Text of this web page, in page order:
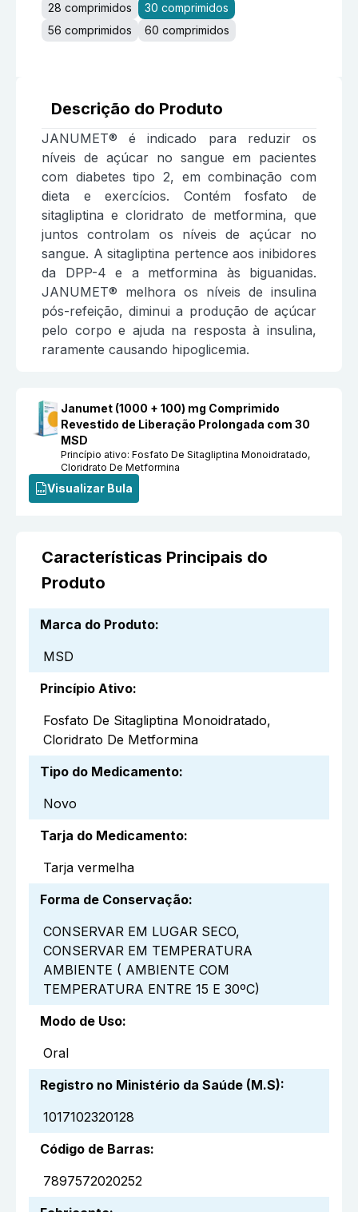
28 comprimidos
30 comprimidos
56 comprimidos
60 comprimidos
Descrição do Produto
JANUMET® é indicado para reduzir os
níveis de açúcar no sangue em pacientes
com diabetes tipo 2, em combinação com
dieta e exercícios. Contém fosfato de
sitagliptina e cloridrato de metformina, que
juntos controlam os níveis de açúcar no
sangue. A sitagliptina pertence aos inibidores
da DPP-4 e a metformina às biguanidas.
JANUMET® melhora os níveis de insulina
pós-refeição, diminui a produção de açúcar
pelo corpo e ajuda na resposta à insulina,
raramente causando hipoglicemia.
Janumet (1000 + 100) mg Comprimido
Revestido de Liberação Prolongada com 30
MSD
Princípio ativo:Fosfato De Sitagliptina Monoidratado,
Cloridrato De Metformina
Visualizar Bula
Características Principais do
Produto
Marca do Produto:
MSD
Princípio Ativo:
Fosfato De Sitagliptina Monoidratado,
Cloridrato De Metformina
Tipo do Medicamento:
Novo
Tarja do Medicamento:
Tarja vermelha
Forma de Conservação:
CONSERVAR EM LUGAR SECO,
CONSERVAR EM TEMPERATURA
AMBIENTE ( AMBIENTE COM
TEMPERATURA ENTRE 15 E 30ºC)
Modo de Uso:
Oral
Registro no Ministério da Saúde (M.S):
1017102320128
Código de Barras:
7897572020252